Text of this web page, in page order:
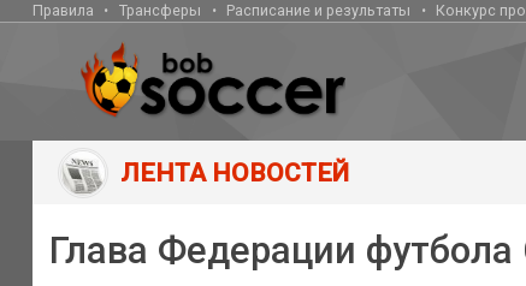
Правила Трансферы Расписание и результаты Конкурс
ЛЕНТА НОВОСТЕЙ
Глава Федерации